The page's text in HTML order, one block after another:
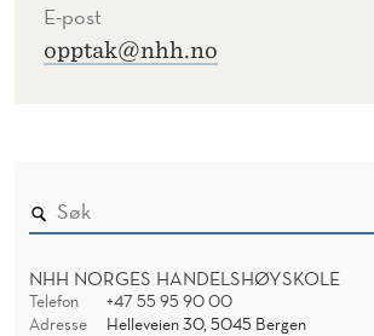
E-post
opptak@nhh.no
NHH NORGES HANDELSHØYSKOLE
Telefon
+47 55 95 90 00
Adresse
Helleveien 30, 5045 Bergen